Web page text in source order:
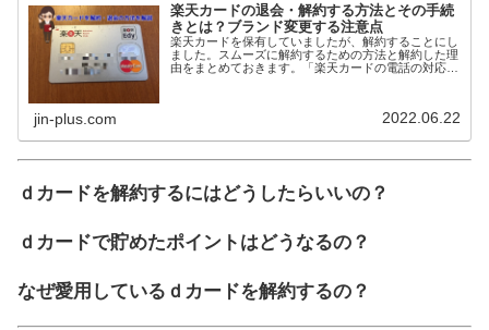
楽天カードの退会・解約する方法とその手続
きとは？ブランド変更する注意点
楽天カードを保有していましたが、解約することにし
ました。スムーズに解約するための方法と解約した理
由をまとめておきます。「楽天カードの電話の対応が
jin-plus.com 2022.06.22
ｄカードを解約するにはどうしたらいいの？
ｄカードで貯めたポイントはどうなるの？
なぜ愛用しているｄカードを解約するの？